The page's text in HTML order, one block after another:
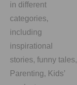
in different
categories,
including
inspirational
stories, funny tales,
Parenting, Kids’